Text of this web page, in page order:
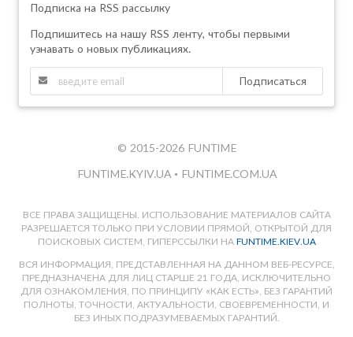
Подписка на RSS рассылку
Подпишитесь на нашу RSS ленту, чтобы первыми
узнавать о новых публикациях.
Подписаться
© 2015-2026 FUNTIME
FUNTIME.KYIV.UA • FUNTIME.COM.UA
ВСЕ ПРАВА ЗАЩИЩЕНЫ. ИСПОЛЬЗОВАНИЕ МАТЕРИАЛОВ САЙТА
РАЗРЕШАЕТСЯ ТОЛЬКО ПРИ УСЛОВИИ ПРЯМОЙ, ОТКРЫТОЙ ДЛЯ
ПОИСКОВЫХ СИСТЕМ, ГИПЕРССЫЛКИ НА FUNTIME.KIEV.UA
ВСЯ ИНФОРМАЦИЯ, ПРЕДСТАВЛЕННАЯ НА ДАННОМ ВЕБ-РЕСУРСЕ,
ПРЕДНАЗНАЧЕНА ДЛЯ ЛИЦ СТАРШЕ 21 ГОДА, ИСКЛЮЧИТЕЛЬНО
ДЛЯ ОЗНАКОМЛЕНИЯ, ПО ПРИНЦИПУ «КАК ЕСТЬ», БЕЗ ГАРАНТИЙ
ПОЛНОТЫ, ТОЧНОСТИ, АКТУАЛЬНОСТИ, СВОЕВРЕМЕННОСТИ, И
БЕЗ ИНЫХ ПОДРАЗУМЕВАЕМЫХ ГАРАНТИЙ.